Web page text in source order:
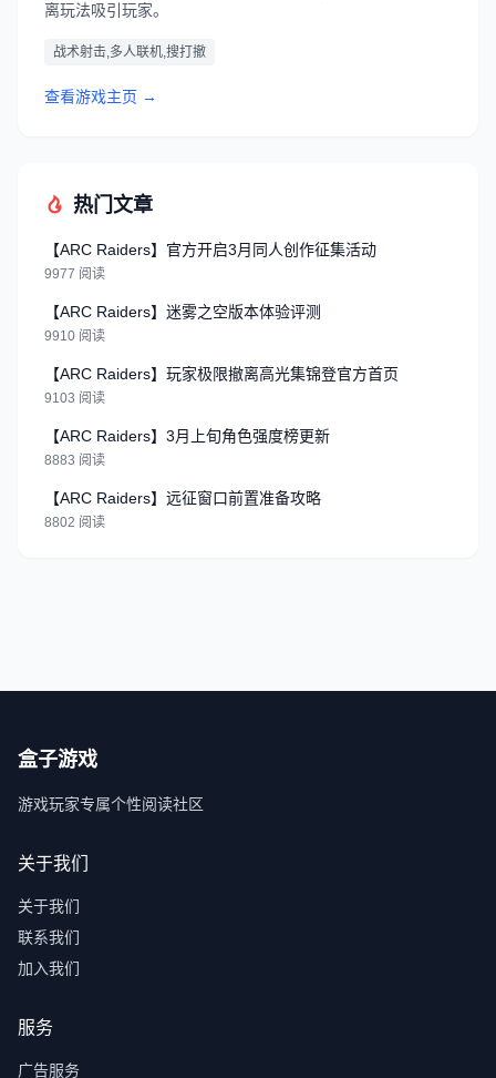
离玩法吸引玩家。
战术射击,多人联机,搜打撤
查看游戏主页 →
热门文章
【ARC Raiders】官方开启3月同人创作征集活动
9977 阅读
【ARC Raiders】迷雾之空版本体验评测
9910 阅读
【ARC Raiders】玩家极限撤离高光集锦登官方首页
9103 阅读
【ARC Raiders】3月上旬角色强度榜更新
8883 阅读
【ARC Raiders】远征窗口前置准备攻略
8802 阅读
盒子游戏
游戏玩家专属个性阅读社区
关于我们
关于我们
联系我们
加入我们
服务
广告服务